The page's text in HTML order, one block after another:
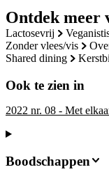
Ontdek meer
lactosevrij
zonder vlees/vis
shared dining
Ook te zien in
2022 nr. 08 - Met
Boodschappen